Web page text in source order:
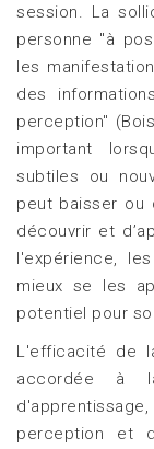
session. La
personne "à
les
des
perception"
important
subtiles ou
peut baisser ou
découvrir et
l'expérience,
mieux se les
potentiel pour
L'efficacité de
accordée à
perception et